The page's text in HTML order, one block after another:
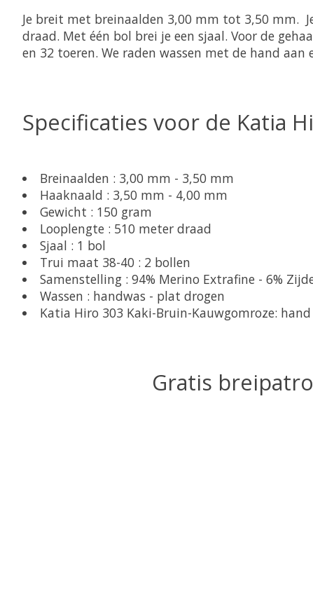
Je breit met breinaalden 3,00 mm tot 3,50 mm.
draad. Met één bol brei je een sjaal. Voor de
en 32 toeren. We raden wassen met de hand aan
Specificaties voor de Katia
Breinaalden : 3,00 mm - 3,50 mm
Haaknaald : 3,50 mm - 4,00 mm
Gewicht : 150 gram
Looplengte : 510 meter draad
Sjaal : 1 bol
Trui maat 38-40 : 2 bollen
Samenstelling : 94% Merino Extrafine - 6%
Wassen : handwas - plat drogen
Katia Hiro 303 Kaki-Bruin-Kauwgomroze:
Gratis